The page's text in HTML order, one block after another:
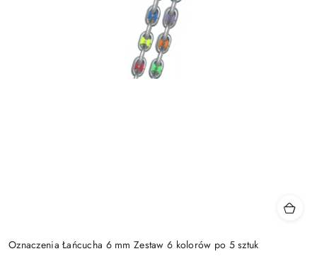
Oznaczenia Łańcucha 6 mm Zestaw 6 kolorów po 5 sztuk